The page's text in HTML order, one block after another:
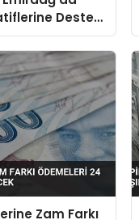
Destek
Zam Farkı